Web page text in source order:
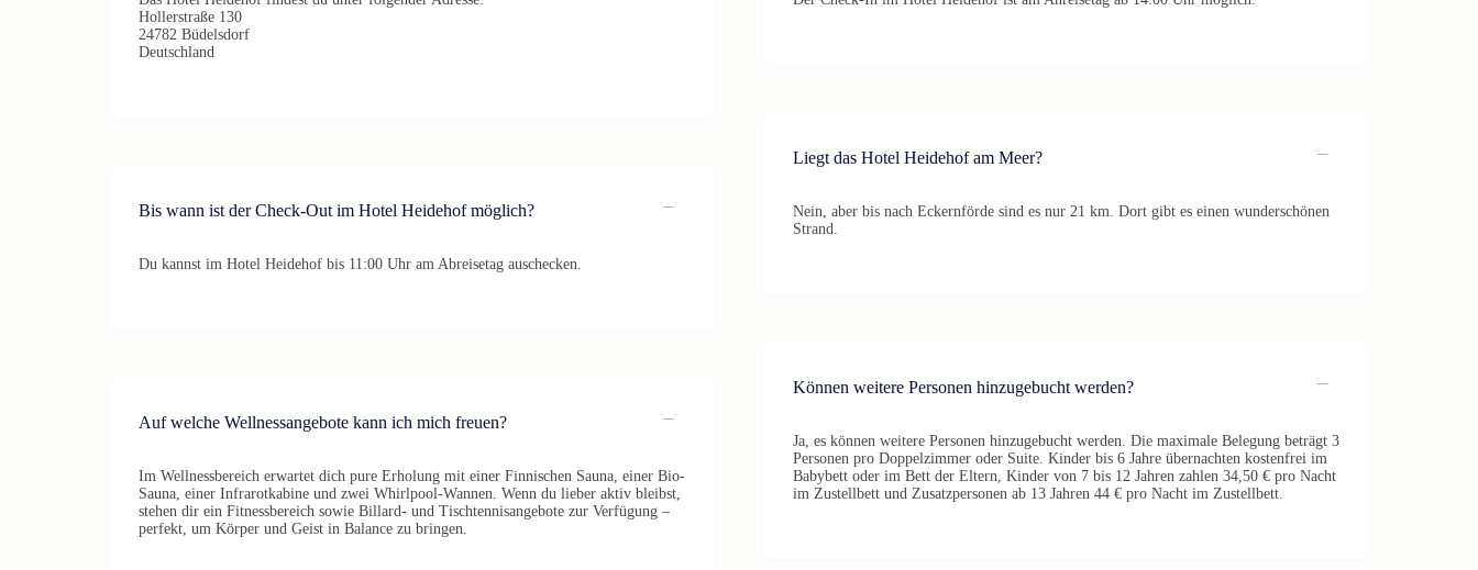
Hollerstraße 130
24782 Büdelsdorf
Deutschland
Bis wann ist der Check-Out im Hotel Heidehof möglich?
Du kannst im Hotel Heidehof bis 11:00 Uhr am Abreisetag auschecken.
Auf welche Wellnessangebote kann ich mich freuen?
Im Wellnessbereich erwartet dich pure Erholung mit einer Finnischen Sauna, einer Bio-
Sauna, einer Infrarotkabine und zwei Whirlpool-Wannen. Wenn du lieber aktiv bleibst,
stehen dir ein Fitnessbereich sowie Billard- und Tischtennisangebote zur Verfügung –
perfekt, um Körper und Geist in Balance zu bringen.
Liegt das Hotel Heidehof am Meer?
Nein, aber bis nach Eckernförde sind es nur 21 km. Dort gibt es einen wunderschönen
Strand.
Können weitere Personen hinzugebucht werden?
Ja, es können weitere Personen hinzugebucht werden. Die maximale Belegung beträgt 3
Personen pro Doppelzimmer oder Suite. Kinder bis 6 Jahre übernachten kostenfrei im
Babybett oder im Bett der Eltern, Kinder von 7 bis 12 Jahren zahlen 34,50 € pro Nacht
im Zustellbett und Zusatzpersonen ab 13 Jahren 44 € pro Nacht im Zustellbett.